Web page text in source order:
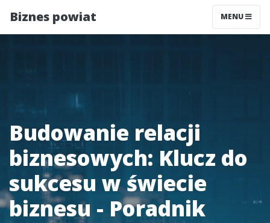
Biznes powiat MENU
Budowanie relacji
biznesowych: Klucz do
sukcesu w świecie
biznesu - Poradnik